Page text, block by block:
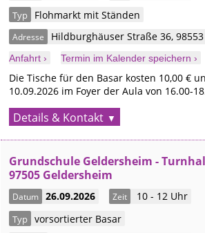
Typ Flohmarkt mit Ständen
Adresse Hildburghäuser Straße 36,
Anfahrt › Termin im Kalender speichern ›
Die Tische für den Basar kosten 10,00 €
10.09.2026 im Foyer der Aula von 16.00-
Details & Kontakt
Grundschule Geldersheim -
97505 Geldersheim
Datum 26.09.2026 Zeit 10 - 12 Uhr
Typ vorsortierter Basar